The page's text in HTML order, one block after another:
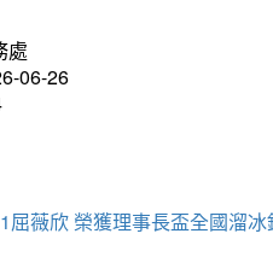
處
06-26
屈薇欣 榮獲理事長盃全國溜